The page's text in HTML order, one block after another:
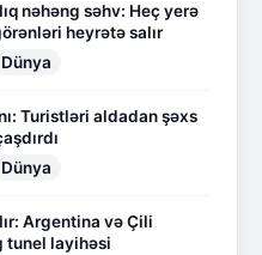
nəhəng səhv: Heç yerə
heyrətə salır
Dünya
Turistləri aldadan şəxs
Dünya
Argentina və Çili
tunel layihəsi